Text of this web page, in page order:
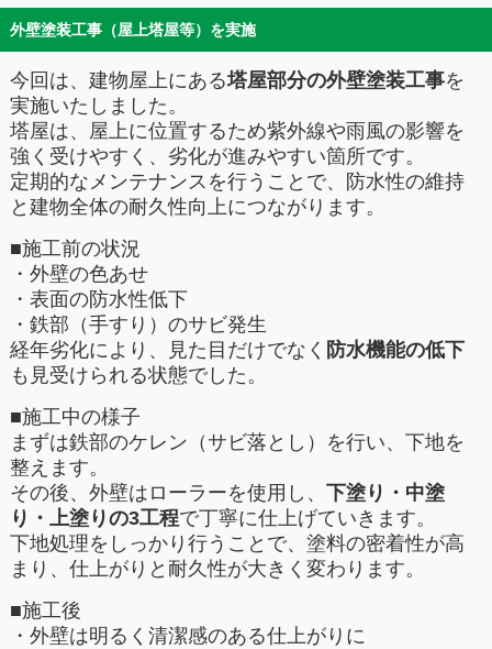
外壁塗装工事（屋上塔屋等）を実施
今回は、建物屋上にある塔屋部分の外壁塗装工事を
実施いたしました。
塔屋は、屋上に位置するため紫外線や雨風の影響を
強く受けやすく、劣化が進みやすい箇所です。
定期的なメンテナンスを行うことで、防水性の維持
と建物全体の耐久性向上につながります。
■施工前の状況
・外壁の色あせ
・表面の防水性低下
・鉄部（手すり）のサビ発生
経年劣化により、見た目だけでなく 防水機能の低下
も見受けられる状態でした。
■施工中の様子
まずは鉄部のケレン（サビ落とし）を行い、下地を
整えます。
その後、外壁はローラーを使用し、 下塗り・中塗
り・上塗りの3工程で丁寧に仕上げていきます。
下地処理をしっかり行うことで、塗料の密着性が高
まり、仕上がりと耐久性が大きく変わります。
■施工後
・外壁は明るく清潔感のある仕上がりに